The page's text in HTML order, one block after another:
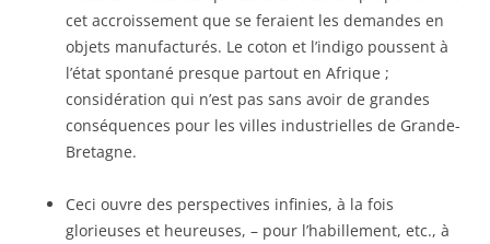
cet accroissement que se feraient les demandes en
objets manufacturés. Le coton et l’indigo poussent à
l’état spontané presque partout en Afrique ;
considération qui n’est pas sans avoir de grandes
conséquences pour les villes industrielles de Grande-
Bretagne.
Ceci ouvre des perspectives infinies, à la fois
glorieuses et heureuses, – pour l’habillement, etc., à